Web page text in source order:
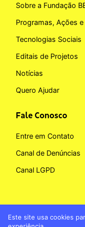
Sobre a Fundação
Programas, Ações
Tecnologias Sociais
Editais de Projetos
Notícias
Quero Ajudar
Fale Conosco
Entre em Contato
Canal de Denúncias
Canal LGPD
Este site usa cookies